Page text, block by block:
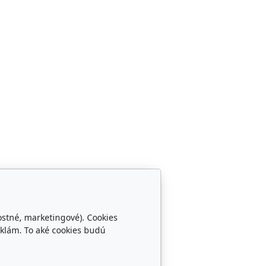
marketingové). Cookies
To aké cookies budú